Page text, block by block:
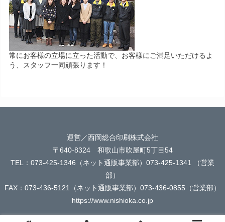
常にお客様の立場に立った活動で、お客様にご満足いただけるよ
う、スタッフ一同頑張ります！
運営／西岡総合印刷株式会社
〒640-8324 和歌山市吹屋町5丁目54
TEL：073-425-1346（ネット通販事業部）073-425-1341 （営業
部）
FAX：073-436-5121（ネット通販事業部）073-436-0855（営業部）
https://www.nishioka.co.jp